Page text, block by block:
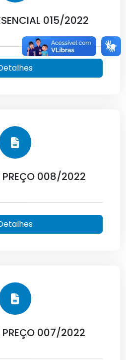
015/2022
PREÇO 008/2022
PREÇO 007/2022